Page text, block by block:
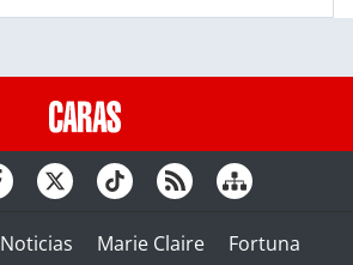
Noticias Marie Claire
Fortuna